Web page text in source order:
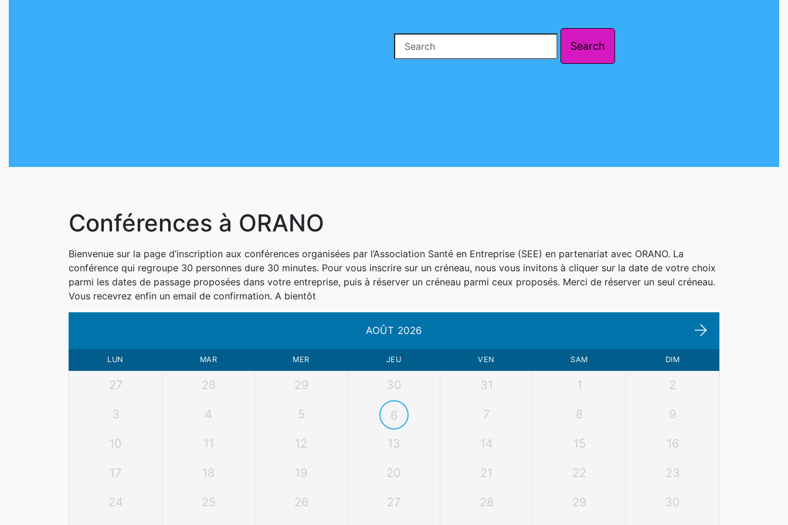
Search
for:
Conférences à ORANO
Bienvenue sur la page d’inscription aux conférences organisées par l’Association Santé en Entreprise (SEE) en partenariat avec ORANO. La
conférence qui regroupe 30 personnes dure 30 minutes. Pour vous inscrire sur un créneau, nous vous invitons à cliquer sur la date de votre choix
parmi les dates de passage proposées dans votre entreprise, puis à réserver un créneau parmi ceux proposés. Merci de réserver un seul créneau.
Vous recevrez enfin un email de confirmation. A bientôt
AOÛT 2026
LUN MAR MER JEU VEN SAM DIM
27 28 29 30 31 1 2
3 4 5 6 7 8 9
10 11 12 13 14 15 16
17 18 19 20 21 22 23
24 25 26 27 28 29 30